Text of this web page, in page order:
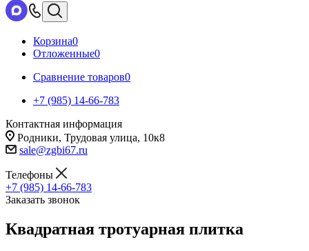
Корзина0
Отложенные0
Сравнение товаров0
+7 (985) 14-66-783
Контактная информация
Родники, Трудовая улица, 10к8
sale@zgbi67.ru
Телефоны
+7 (985) 14-66-783
Заказать звонок
Квадратная тротуарная плитка